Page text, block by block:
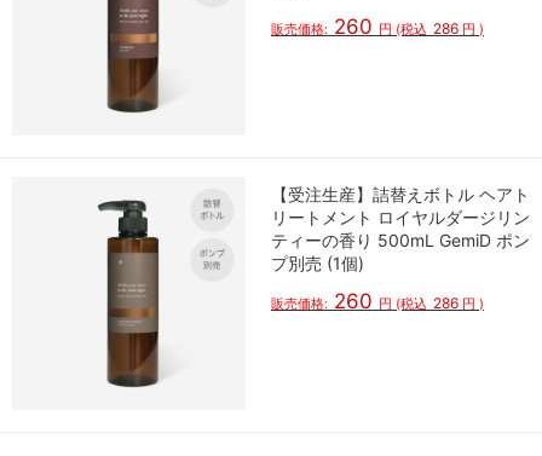
販売価格: 260 円 (税込 286 円 )
【受注生産】詰替えボトル ヘアト
リートメント ロイヤルダージリン
ティーの香り 500mL GemiD ポン
プ別売 (1個)
販売価格: 260 円 (税込 286 円 )